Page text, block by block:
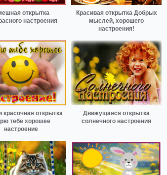
открытка
настроения
Красивая открытка Добрых
мыслей, хорошего
настроения!
красочная открытка
тебе хорошее
настроение
Движущаяся открытка
солнечного настроения